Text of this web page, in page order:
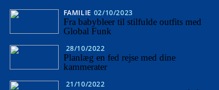
FAMILIE 02/10/2023
Fra babybleer til stilfulde outfits med
Global Funk
28/10/2022
Planlæg en fed rejse med dine
kammerater
21/10/2022